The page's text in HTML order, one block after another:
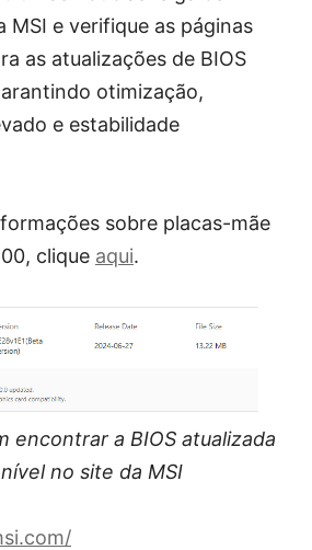
MSI e verifique as páginas
as atualizações de BIOS
otimização,
e estabilidade
sobre placas-mãe
clique aqui.
encontrar a BIOS atualizada
no site da MSI